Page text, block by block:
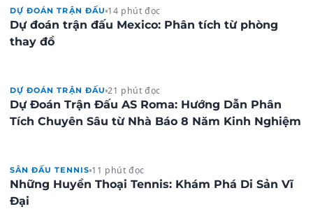
DỰ ĐOÁN TRẬN ĐẤU 14 phút đọc
Dự đoán trận đấu Mexico: Phân tích từ phòng
thay đồ
DỰ ĐOÁN TRẬN ĐẤU 21 phút đọc
Dự Đoán Trận Đấu AS Roma: Hướng Dẫn Phân
Tích Chuyên Sâu từ Nhà Báo 8 Năm Kinh Nghiệm
SÂN ĐẤU TENNIS 11 phút đọc
Những Huyền Thoại Tennis: Khám Phá Di Sản Vĩ
Đại